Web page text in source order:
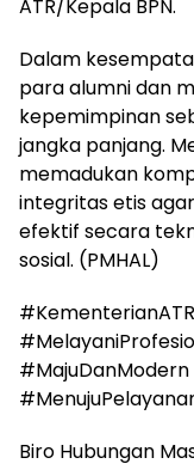
ATR/Kepala BPN.
Dalam
para alumni dan
kepemimpinan
jangka panjang.
memadukan
integritas etis
efektif secara
sosial. (PMHAL)
#MajuDanModern
Biro Hubungan